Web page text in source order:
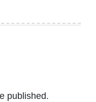
published.